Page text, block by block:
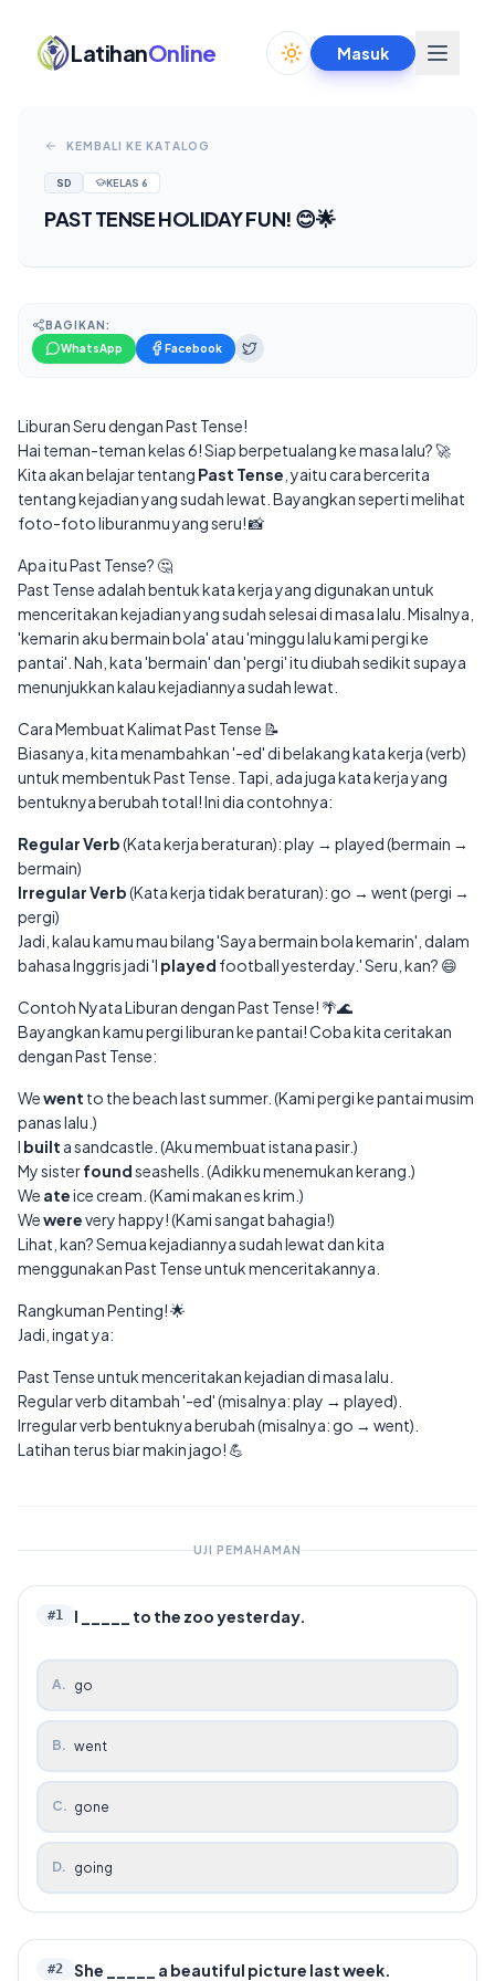
LatihanOnline Toggle theme
Masuk
KEMBALI KE KATALOG
SD KELAS6
PAST TENSE HOLIDAY FUN! 😊🌟
BAGIKAN:
WhatsApp
Facebook
Liburan Seru dengan Past Tense!
Hai teman-teman kelas 6! Siap berpetualang ke masa lalu? 🚀
Kita akan belajar tentang Past Tense , yaitu cara bercerita
tentang kejadian yang sudah lewat. Bayangkan seperti melihat
foto-foto liburanmu yang seru! 📸
Apa itu Past Tense? 🤔
Past Tense adalah bentuk kata kerja yang digunakan untuk
menceritakan kejadian yang sudah selesai di masa lalu. Misalnya,
'kemarin aku bermain bola' atau 'minggu lalu kami pergi ke
pantai'. Nah, kata 'bermain' dan 'pergi' itu diubah sedikit supaya
menunjukkan kalau kejadiannya sudah lewat.
Cara Membuat Kalimat Past Tense 📝
Biasanya, kita menambahkan '-ed' di belakang kata kerja (verb)
untuk membentuk Past Tense. Tapi, ada juga kata kerja yang
bentuknya berubah total! Ini dia contohnya:
Regular Verb(Kata kerja beraturan): play → played (bermain →
bermain)
Irregular Verb(Kata kerja tidak beraturan): go → went (pergi →
pergi)
Jadi, kalau kamu mau bilang 'Saya bermain bola kemarin', dalam
bahasa Inggris jadi 'I played football yesterday.' Seru, kan? 😄
Contoh Nyata Liburan dengan Past Tense! 🌴🌊
Bayangkan kamu pergi liburan ke pantai! Coba kita ceritakan
dengan Past Tense:
Wewent to the beach last summer. (Kami pergi ke pantai musim
panas lalu.)
I built a sandcastle. (Aku membuat istana pasir.)
My sisterfoundseashells. (Adikku menemukan kerang.)
We ateice cream. (Kami makan es krim.)
Wewerevery happy! (Kami sangat bahagia!)
Lihat, kan? Semua kejadiannya sudah lewat dan kita
menggunakan Past Tense untuk menceritakannya.
Rangkuman Penting! 🌟
Jadi, ingat ya:
Past Tense untuk menceritakan kejadian di masa lalu.
Regular verb ditambah '-ed' (misalnya: play → played).
Irregular verb bentuknya berubah (misalnya: go → went).
Latihan terus biar makin jago! 💪
UJI PEMAHAMAN
#1 I _____ to the zoo yesterday.
A. go
B. went
C. gone
D. going
#2 She _____ a beautiful picture last week.